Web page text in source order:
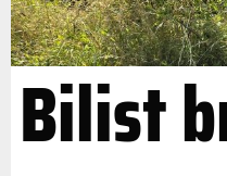
Bilist